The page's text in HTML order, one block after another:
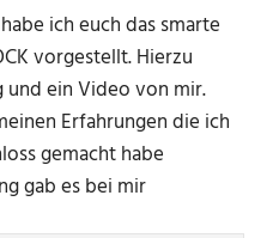
ich euch das smarte
vorgestellt. Hierzu
ein Video von mir.
Erfahrungen die ich
gemacht habe
gab es bei mir